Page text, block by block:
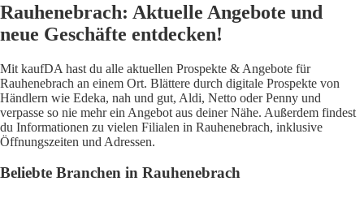
Rauhenebrach: Aktuelle Angebote und
neue Geschäfte entdecken!
Mit kaufDA hast du alle aktuellen Prospekte & Angebote für
Rauhenebrach an einem Ort. Blättere durch digitale Prospekte von
Händlern wie Edeka, nah und gut, Aldi, Netto oder Penny und
verpasse so nie mehr ein Angebot aus deiner Nähe. Außerdem findest
du Informationen zu vielen Filialen in Rauhenebrach, inklusive
Öffnungszeiten und Adressen.
Beliebte Branchen in Rauhenebrach